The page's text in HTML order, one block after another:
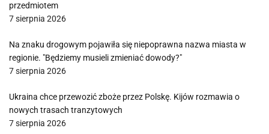
przedmiotem
7 sierpnia 2026
Na znaku drogowym pojawiła się niepoprawna nazwa miasta w
regionie. "Będziemy musieli zmieniać dowody?"
7 sierpnia 2026
Ukraina chce przewozić zboże przez Polskę. Kijów rozmawia o
nowych trasach tranzytowych
7 sierpnia 2026